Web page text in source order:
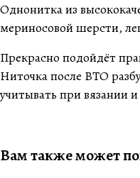
Однонитка из
мериносовой шерсти,
Прекрасно подойдёт
Ниточка после ВТО
учитывать при вязании и
Вам также может